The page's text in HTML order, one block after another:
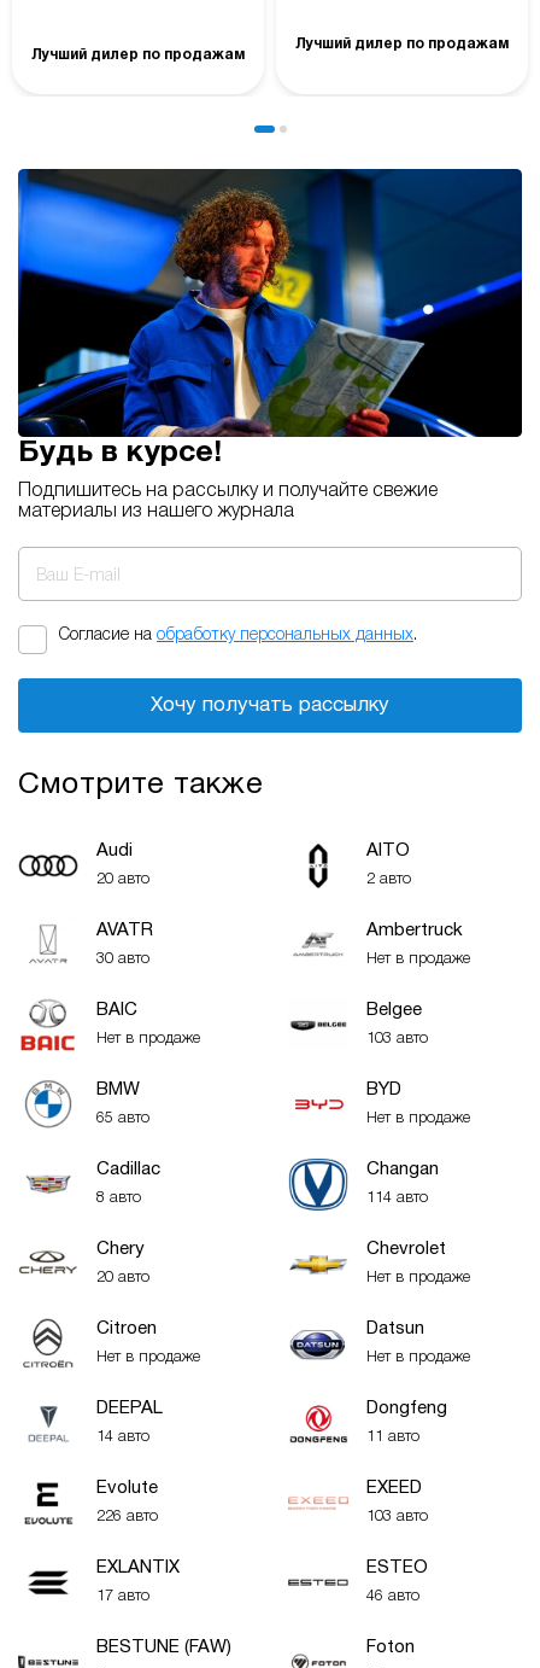
Лучший дилер по продажам
Лучший дилер по продажам
Будь в курсе!
Подпишитесь на рассылку и получайте свежие
материалы из нашего журнала
Ваш E-mail
Согласие на обработку персональных данных.
Хочу получать рассылку
Смотрите также
Audi
20 авто
AITO
2 авто
AVATR
30 авто
Ambertruck
Нет в продаже
BAIC
Нет в продаже
Belgee
103 авто
BMW
65 авто
BYD
Нет в продаже
Cadillac
8 авто
Changan
114 авто
Chery
20 авто
Chevrolet
Нет в продаже
Citroen
Нет в продаже
Datsun
Нет в продаже
DEEPAL
14 авто
Dongfeng
11 авто
Evolute
226 авто
EXEED
103 авто
EXLANTIX
17 авто
ESTEO
46 авто
BESTUNE (FAW) Foton